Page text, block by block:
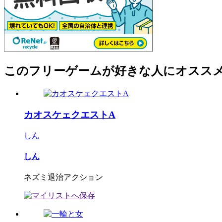
このフリーゲームが好きな人にオスス
カオスケェクエストA
しん
しん
ネズミ退治アクション